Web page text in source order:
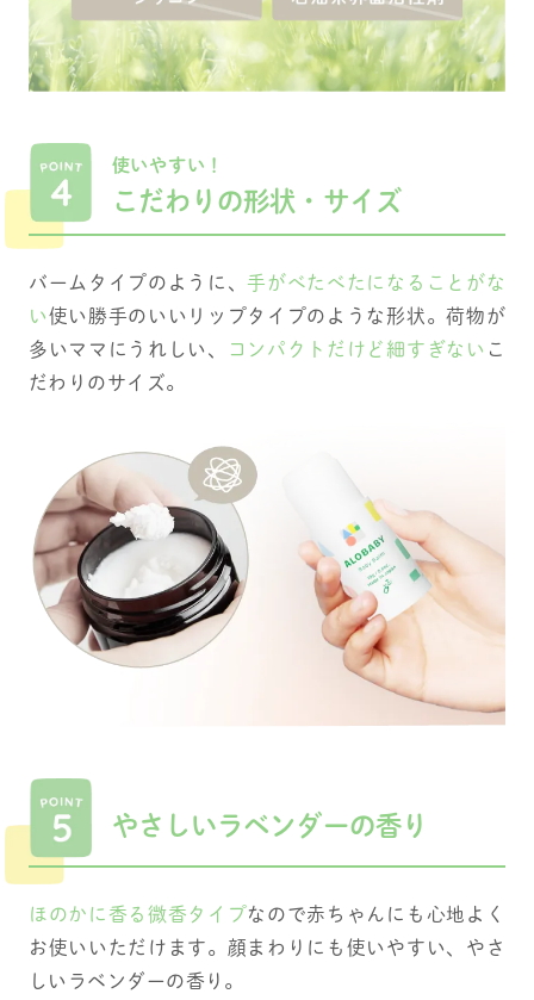
使いやすい！
こだわりの形状・サイズ
バームタイプのように、手がべたべたになることがな
い使い勝手のいいリップタイプのような形状。荷物が
多いママにうれしい、
コンパクトだけど細すぎない こ
だわりのサイズ。
やさしいラベンダーの香り
ほのかに香る微香タイプなので赤ちゃんにも心地よく
お使いいただけます。顔まわりにも使いやすい、やさ
しいラベンダーの香り。